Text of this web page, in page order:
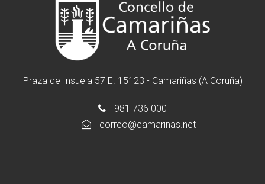
Praza de Insuela 57 E. 15123 - Camariñas (A Coruña)
981 736 000
correo@camarinas.net